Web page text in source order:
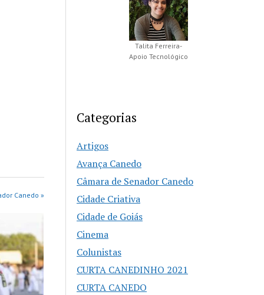
Canedo »
Talita Ferreira-
Apoio Tecnológico
Categorias
Artigos
Avança Canedo
Câmara de Senador Canedo
Cidade Criativa
Cidade de Goiás
Cinema
Colunistas
CURTA CANEDINHO 2021
CURTA CANEDO